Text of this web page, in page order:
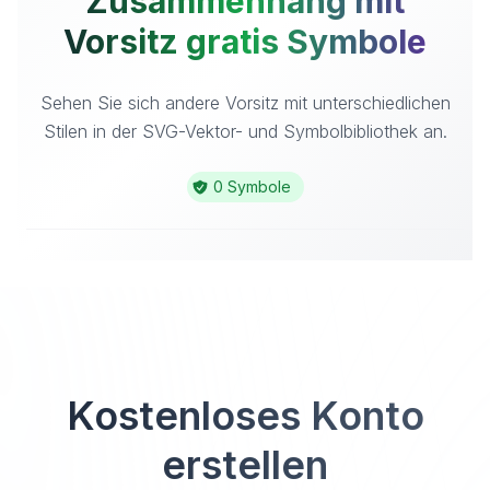
Vorsitz gratis Symbole
Sehen Sie sich andere Vorsitz mit unterschiedlichen
Stilen in der SVG-Vektor- und Symbolbibliothek an.
0 Symbole
Kostenloses Konto
erstellen